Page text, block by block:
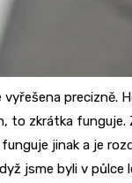
vyřešena precizně.
to zkrátka funguje.
jinak a je
jsme byli v